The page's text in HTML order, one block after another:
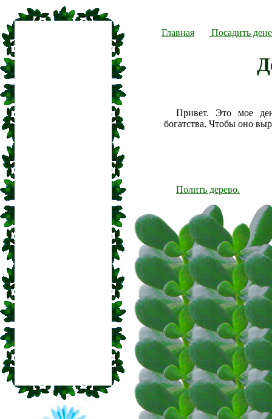
Главная Посадить
Привет. Это мое
богатства. Чтобы оно
Полить дерево.